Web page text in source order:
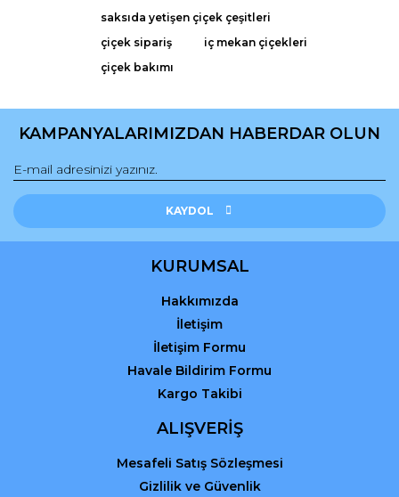
Ürün açıklamasında eksik bilgiler bulunuyor.
Ürün bilgilerinde hatalar bulunuyor.
Ürün fiyatı diğer sitelerden daha pahalı.
saksıda yetişen çiçek çeşitleri
çiçek sipariş
iç mekan çiçekleri
çiçek bakımı
KAMPANYALARIMIZDAN HABERDAR OLUN
KAYDOL
KURUMSAL
Hakkımızda
İletişim
İletişim Formu
Havale Bildirim Formu
Kargo Takibi
ALIŞVERİŞ
Mesafeli Satış Sözleşmesi
Gizlilik ve Güvenlik